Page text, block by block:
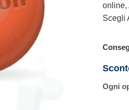
online,
Scegli
Ogni